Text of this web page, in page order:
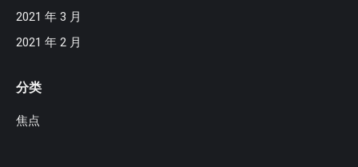
2021 年 3 月
2021 年 2 月
分类
焦点